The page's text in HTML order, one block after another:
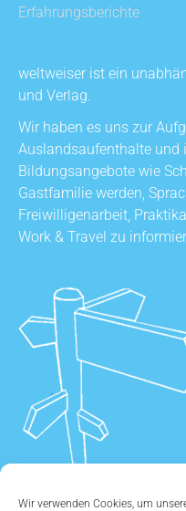
Wir verwenden Cookies, um
Erfahrungsberichte
weltweiser ist ein
und Verlag.
Wir haben es uns zur
Auslandsaufenthalte und
Bildungsangebote wie
Gastfamilie werden,
Freiwilligenarbeit,
Work & Travel zu